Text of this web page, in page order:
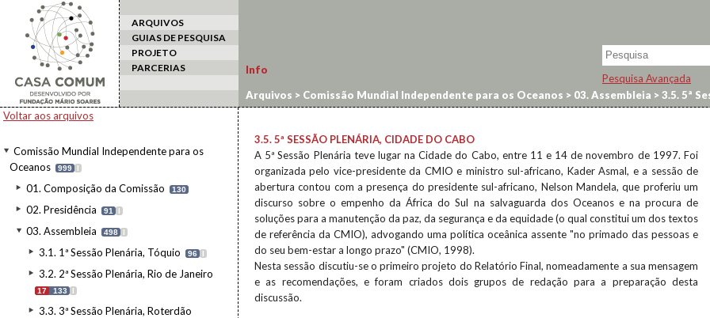
ARQUIVOS
GUIAS DE PESQUISA
PROJETO
PARCERIAS
Pesquisa Avançada
Voltar aos arquivos
Comissão Mundial Independente para os
Oceanos
999 I
01. Composição da Comissão 130
02. Presidência 91 I
03. Assembleia 498 I
3.1. 1ª Sessão Plenária, Tóquio 96 I
3.2. 2ª Sessão Plenária, Rio de Janeiro
17 133 I
3.3. 3ª Sessão Plenária, Roterdão
Info
Arquivos > Comissão Mundial Independente para os Oceanos > 03. Assembleia >3.5. 5ª
3.5. 5ª SESSÃO PLENÁRIA, CIDADE DO CABO
A 5ª Sessão Plenária teve lugar na Cidade do Cabo, entre 11 e 14 de novembro de 1997. Foi
organizada pelo vice-presidente da CMIO e ministro sul-africano, Kader Asmal, e a sessão de
abertura contou com a presença do presidente sul-africano, Nelson Mandela, que proferiu um
discurso sobre o empenho da África do Sul na salvaguarda dos Oceanos e na procura de
soluções para a manutenção da paz, da segurança e da equidade (o qual constitui um dos textos
de referência da CMIO), advogando uma política oceânica assente "no primado das pessoas e
do seu bem-estar a longo prazo" (CMIO, 1998).
Nesta sessão discutiu-se o primeiro projeto do Relatório Final, nomeadamente a sua mensagem
e as recomendações, e foram criados dois grupos de redação para a preparação desta
discussão.